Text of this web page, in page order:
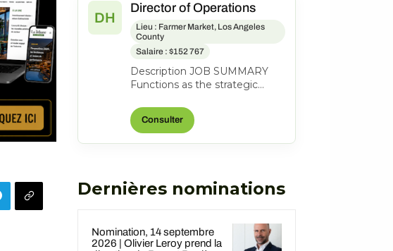
DH
Director of Operations
Lieu : Farmer Market, Los Angeles
County
Salaire : $152 767
Description JOB SUMMARY
Functions as the strategic
property's Hotel Operations.
Areas of respo...
Consulter
Dernières nominations
Nomination, 14 septembre
2026 | Olivier Leroy prend la